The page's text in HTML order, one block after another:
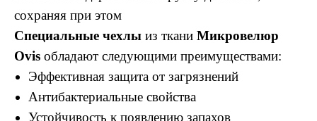
сохраняя при этом
Специальные чехлы из ткани Микровелюр
Ovis обладают следующими преимуществами:
Эффективная защита от загрязнений
Антибактериальные свойства
Устойчивость к появлению запахов